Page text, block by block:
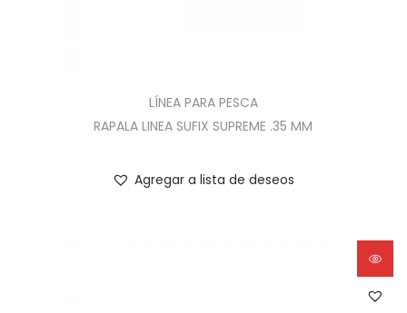
LÍNEA PARA PESCA
RAPALA LINEA SUFIX SUPREME .35 MM
Agregar a lista de deseos